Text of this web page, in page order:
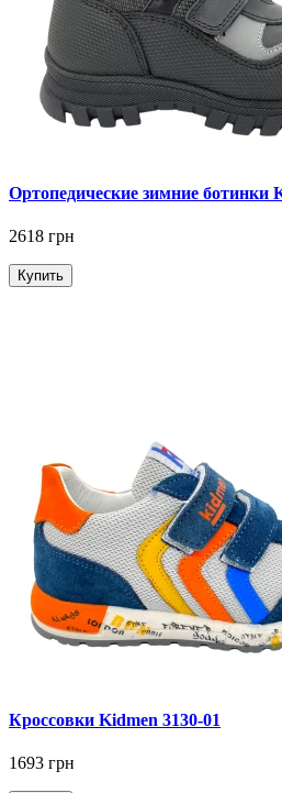
Ортопедические зимние ботинки
2618 грн
Купить
Кроссовки Kidmen 3130-01
1693 грн